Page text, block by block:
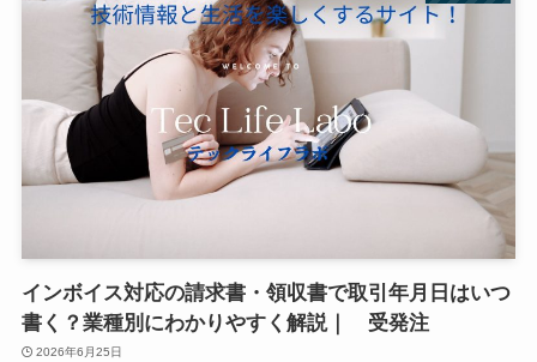
インボイス対応の請求書・領収書で取引年月日はいつ
書く？業種別にわかりやすく解説｜ 受発注
2026年6月25日